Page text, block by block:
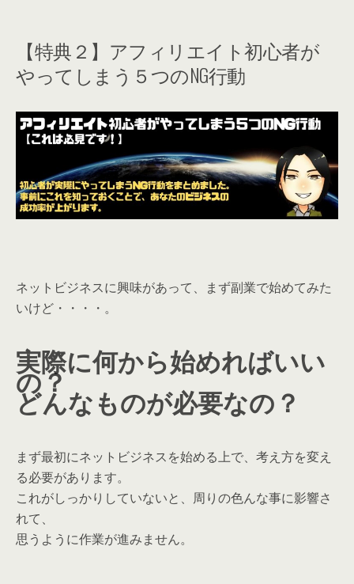
【特典２】アフィリエイト初心者が
やってしまう５つのNG行動
ネットビジネスに興味があって、まず副業で始めてみた
いけど・・・・。
実際に何から始めればいい
の？
どんなものが必要なの？
まず最初にネットビジネスを始める上で、考え方を変え
る必要があります。
これがしっかりしていないと、周りの色んな事に影響さ
れて、
思うように作業が進みません。